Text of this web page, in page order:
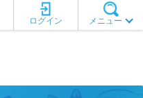
メニュー
ログイン